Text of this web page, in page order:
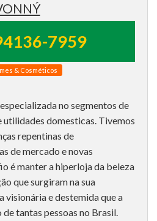
7959
& Cosméticos
no segmentos de
utilidades domesticas. Tivemos
repentinas de
de mercado e novas
é manter a hiperloja da beleza
que surgiram na sua
visionária e destemida que a
tantas pessoas no Brasil.